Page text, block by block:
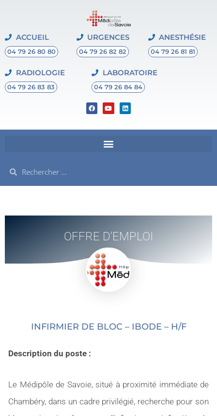
ACCUEIL
04 79 26 80 80
URGENCES
04 79 26 82 82
ANESTHÉSIE
04 79 26 81 81
RADIOLOGIE
04 79 26 83 83
LABORATOIRE
04 79 26 84 84
F
a
b
Y
o
u
e
L
i
e
Rechercher
OFFRE D'EMPLOI
INFIRMIER DE BLOC – IBODE – H/F
Description du poste :
Le Médipôle de Savoie, situé à proximité immédiate de
Chambéry, dans un cadre privilégié, recherche pour son